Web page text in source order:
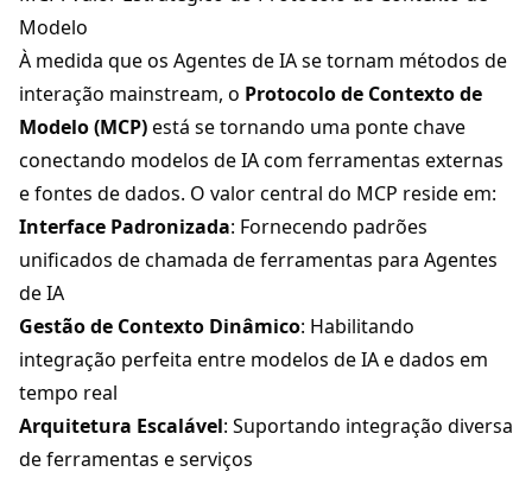
Modelo
À medida que os Agentes de IA se tornam métodos de
interação mainstream, o Protocolo de Contexto de
Modelo (MCP)está se tornando uma ponte chave
conectando modelos de IA com ferramentas externas
e fontes de dados. O valor central do MCP reside em:
Interface Padronizada: Fornecendo padrões
unificados de chamada de ferramentas para Agentes
de IA
Gestão de Contexto Dinâmico: Habilitando
integração perfeita entre modelos de IA e dados em
tempo real
Arquitetura Escalável: Suportando integração diversa
de ferramentas e serviços